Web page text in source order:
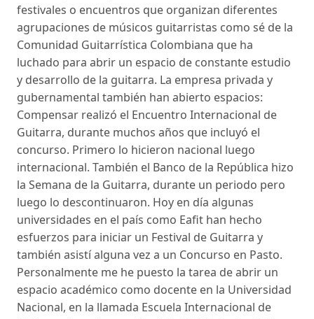
festivales o encuentros que organizan diferentes
agrupaciones de músicos guitarristas como sé de la
Comunidad Guitarrística Colombiana que ha
luchado para abrir un espacio de constante estudio
y desarrollo de la guitarra. La empresa privada y
gubernamental también han abierto espacios:
Compensar realizó el Encuentro Internacional de
Guitarra, durante muchos años que incluyó el
concurso. Primero lo hicieron nacional luego
internacional. También el Banco de la República hizo
la Semana de la Guitarra, durante un periodo pero
luego lo descontinuaron. Hoy en día algunas
universidades en el país como Eafit han hecho
esfuerzos para iniciar un Festival de Guitarra y
también asistí alguna vez a un Concurso en Pasto.
Personalmente me he puesto la tarea de abrir un
espacio académico como docente en la Universidad
Nacional, en la llamada Escuela Internacional de